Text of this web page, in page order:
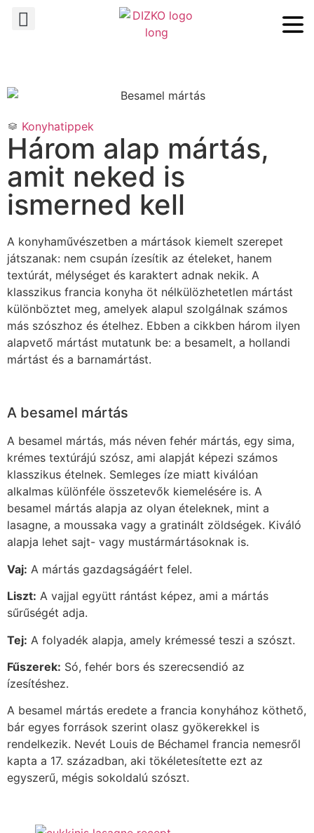
Konyhatippek
Három alap mártás,
amit neked is
ismerned kell
A konyhaművészetben a mártások kiemelt szerepet
játszanak: nem csupán ízesítik az ételeket, hanem
textúrát, mélységet és karaktert adnak nekik. A
klasszikus francia konyha öt nélkülözhetetlen mártást
különböztet meg, amelyek alapul szolgálnak számos
más szószhoz és ételhez. Ebben a cikkben három ilyen
alapvető mártást mutatunk be: a besamelt, a hollandi
mártást és a barnamártást.
A besamel mártás
A besamel mártás, más néven fehér mártás, egy sima,
krémes textúrájú szósz, ami alapját képezi számos
klasszikus ételnek. Semleges íze miatt kiválóan
alkalmas különféle összetevők kiemelésére is. A
besamel mártás alapja az olyan ételeknek, mint a
lasagne, a moussaka vagy a gratinált zöldségek. Kiváló
alapja lehet sajt- vagy mustármártásoknak is.
Vaj: A mártás gazdagságáért felel.
Liszt: A vajjal együtt rántást képez, ami a mártás
sűrűségét adja.
Tej: A folyadék alapja, amely krémessé teszi a szószt.
Fűszerek: Só, fehér bors és szerecsendió az
ízesítéshez.
A besamel mártás eredete a francia konyhához köthető,
bár egyes források szerint olasz gyökerekkel is
rendelkezik. Nevét Louis de Béchamel francia nemesről
kapta a 17. században, aki tökéletesítette ezt az
egyszerű, mégis sokoldalú szószt.